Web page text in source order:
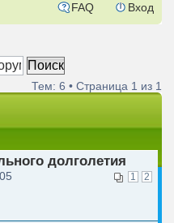
FAQ Вход
Тем: 6 • Страница 1 из 1
долголетия
1 2